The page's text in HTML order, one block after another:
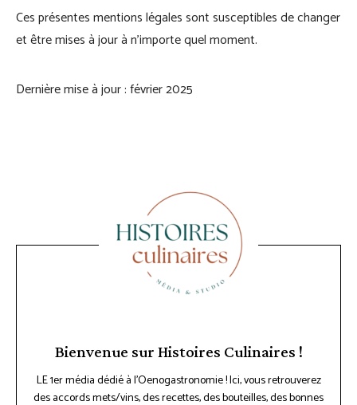
Ces présentes mentions légales sont susceptibles de changer
et être mises à jour à n’importe quel moment.
Dernière mise à jour : février 2025
Bienvenue sur Histoires Culinaires !
LE 1er média dédié à l'Oenogastronomie ! Ici, vous retrouverez
des accords mets/vins, des recettes, des bouteilles, des bonnes